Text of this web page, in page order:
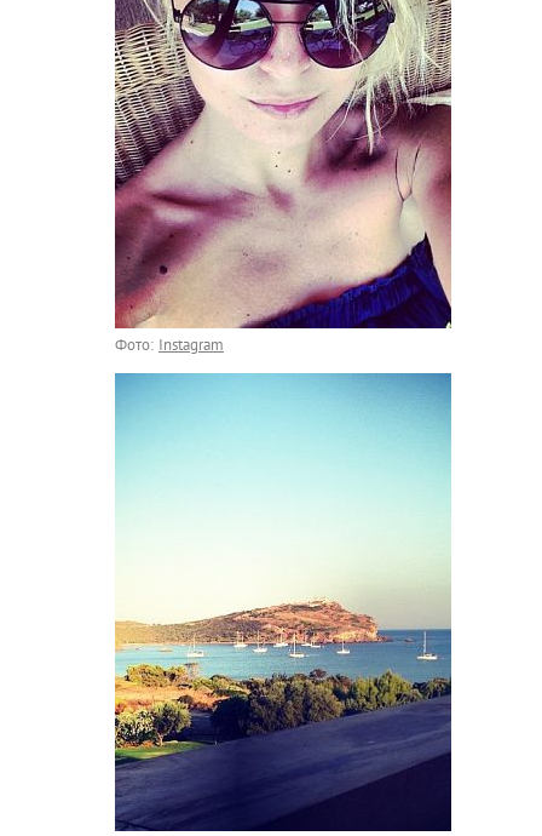
Фото: Instagram